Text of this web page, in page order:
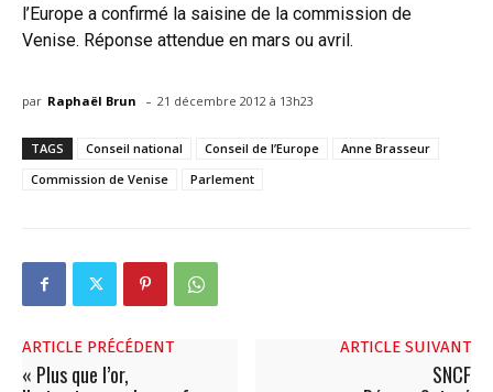
l’Europe a confirmé la saisine de la commission de
Venise. Réponse attendue en mars ou avril.
par Raphaël Brun - 21 décembre 2012 à 13h23
TAGS Conseil national Conseil de l’Europe
Anne Brasseur
Commission de Venise
Parlement
ARTICLE PRÉCÉDENT
« Plus que l’or,
ARTICLE SUIVANT
SNCF